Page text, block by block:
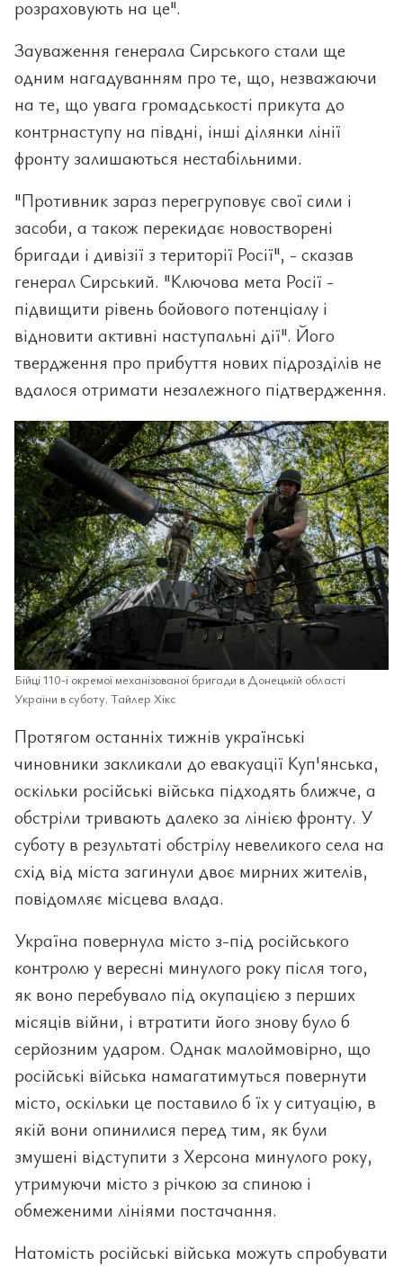
розраховують на це".
Зауваження генерала Сирського стали ще
одним нагадуванням про те, що, незважаючи
на те, що увага громадськості прикута до
контрнаступу на півдні, інші ділянки лінії
фронту залишаються нестабільними.
"Противник зараз перегруповує свої сили і
засоби, а також перекидає новостворені
бригади і дивізії з території Росії", - сказав
генерал Сирський. "Ключова мета Росії -
підвищити рівень бойового потенціалу і
відновити активні наступальні дії". Його
твердження про прибуття нових підрозділів не
вдалося отримати незалежного підтвердження.
Бійці 110-ї окремої механізованої бригади в Донецькій області
України в суботу. Тайлер Хікс
Протягом останніх тижнів українські
чиновники закликали до евакуації Куп'янська,
оскільки російські війська підходять ближче, а
обстріли тривають далеко за лінією фронту. У
суботу в результаті обстрілу невеликого села на
схід від міста загинули двоє мирних жителів,
повідомляє місцева влада.
Україна повернула місто з-під російського
контролю у вересні минулого року після того,
як воно перебувало під окупацією з перших
місяців війни, і втратити його знову було б
серйозним ударом. Однак малоймовірно, що
російські війська намагатимуться повернути
місто, оскільки це поставило б їх у ситуацію, в
якій вони опинилися перед тим, як були
змушені відступити з Херсона минулого року,
утримуючи місто з річкою за спиною і
обмеженими лініями постачання.
Натомість російські війська можуть спробувати